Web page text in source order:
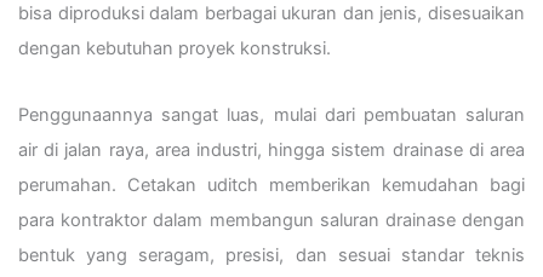
bisa diproduksi dalam berbagai ukuran dan jenis, disesuaikan
dengan kebutuhan proyek konstruksi.
Penggunaannya sangat luas, mulai dari pembuatan saluran
air di jalan raya, area industri, hingga sistem drainase di area
perumahan. Cetakan uditch memberikan kemudahan bagi
para kontraktor dalam membangun saluran drainase dengan
bentuk yang seragam, presisi, dan sesuai standar teknis